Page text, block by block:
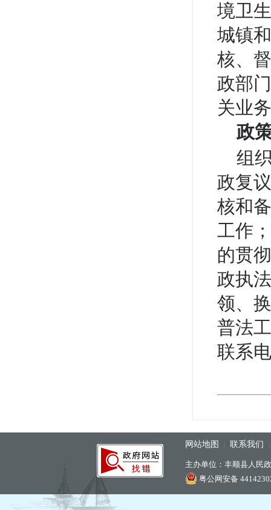
境卫
城镇
核、
政部
关业
政
组
政复
核和
工作
的贯
政执
领、
普法
联系
网站地图 联系我们
主办单位：丰顺县人民
粤公网安备